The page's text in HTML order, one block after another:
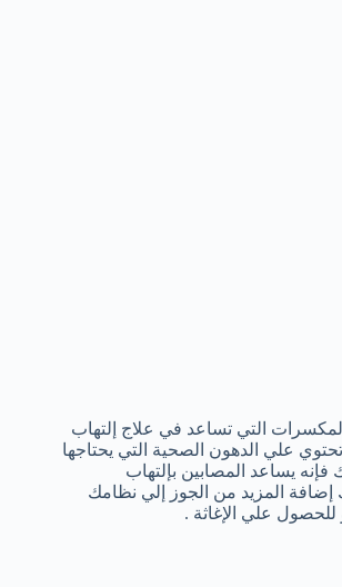
التي تساعد في علاج إلتهاب
علي الدهون الصحية التي يحتاجها
يساعد المصابين بإلتهاب
إضافة المزيد من الجوز إلي نظامك
للحصول علي الإغاثة .